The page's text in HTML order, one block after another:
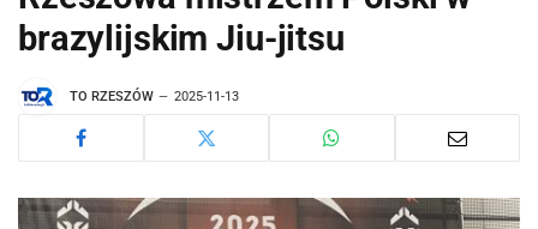
brazylijskim Jiu-jitsu
TO RZESZÓW 2025-11-13